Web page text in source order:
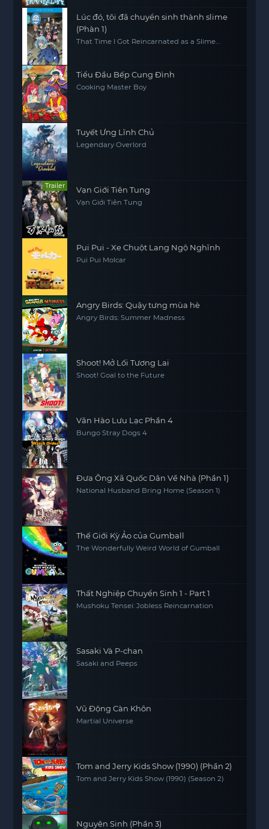
Lúc đó, tôi đã chuyển sinh thành slime
(Phàn 1)
That Time I Got Reincarnated as a Slime
Tiểu Đầu Bếp Cung Đình
Cooking Master Boy
Tuyết Ưng Lĩnh Chủ
Legendary Overlord
Trailer Vạn Giới Tiên Tung
Vạn Giới Tiên Tung
Pui Pui - Xe Chuột Lang Ngộ Nghĩnh
Pui Pui Molcar
Angry Birds: Quậy tưng mùa hè
Angry Birds: Summer Madness
Shoot! Mở Lối Tương Lai
Shoot! Goal to the Future
Văn Hào Lưu Lạc Phần 4
Bungo Stray Dogs 4
Đưa Ông Xã Quốc Dân Về Nhà (Phần 1)
National Husband Bring Home (Season 1)
Thế Giới Kỳ Ảo của Gumball
The Wonderfully Weird World of Gumball
Thất Nghiệp Chuyển Sinh 1 - Part 1
Mushoku Tensei: Jobless Reincarnation
Sasaki Và P-chan
Sasaki and Peeps
Vũ Động Càn Khôn
Martial Universe
Tom and Jerry Kids Show (1990) (Phần 2)
Tom and Jerry Kids Show (1990) (Season 2)
Nguyên Sinh (Phần 3)